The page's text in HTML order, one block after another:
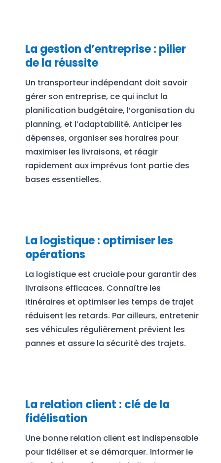
La gestion d’entreprise : pilier
de la réussite
Un transporteur indépendant doit savoir
gérer son entreprise, ce qui inclut la
planification budgétaire, l’organisation du
planning, et l’adaptabilité. Anticiper les
dépenses, organiser ses horaires pour
maximiser les livraisons, et réagir
rapidement aux imprévus font partie des
bases essentielles.
La logistique : optimiser les
opérations
La logistique est cruciale pour garantir des
livraisons efficaces. Connaître les
itinéraires et optimiser les temps de trajet
réduisent les retards. Par ailleurs, entretenir
ses véhicules régulièrement prévient les
pannes et assure la sécurité des trajets.
La relation client : clé de la
fidélisation
Une bonne relation client est indispensable
pour fidéliser et se démarquer. Informer le